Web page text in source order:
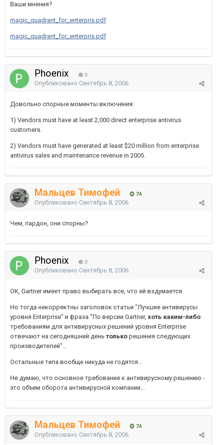
Ваши мнения?
magic_quadrant_for_enterpris.pdf
magic_quadrant_for_enterpris.pdf
Phoenix 0
Опубликовано Сентябрь 8, 2006
Довольно спорные моменты включения:
1) Vendors must have at least 2,000 direct enterprise antivirus
customers.
2) Vendors must have generated at least $20 million from enterprise
antivirus sales and maintenance revenue in 2005.
Мальцев Тимофей 74
Опубликовано Сентябрь 8, 2006
Чем, пардон, они спорны?
Phoenix 0
Опубликовано Сентябрь 8, 2006
ОК, Gartner имеет право выбирать все, что ей вздумается.
Но тогда некорректны заголовок статьи "Лучшие антивирусы
уровня Enterprise" и фраза "По версии Gartner, хоть каким-либо
требованиям для антивирусных решений уровня Enterprise
отвечают на сегодняшний деньтолько решения следующих
производителей"...
Остальные типа вообще никуда не годятся...
Не думаю, что основное требование к антивирусному решению -
это объем оборота антивирусной компании...
Мальцев Тимофей 74
Опубликовано Сентябрь 8, 2006